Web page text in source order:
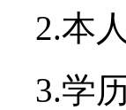
2.本
3.学